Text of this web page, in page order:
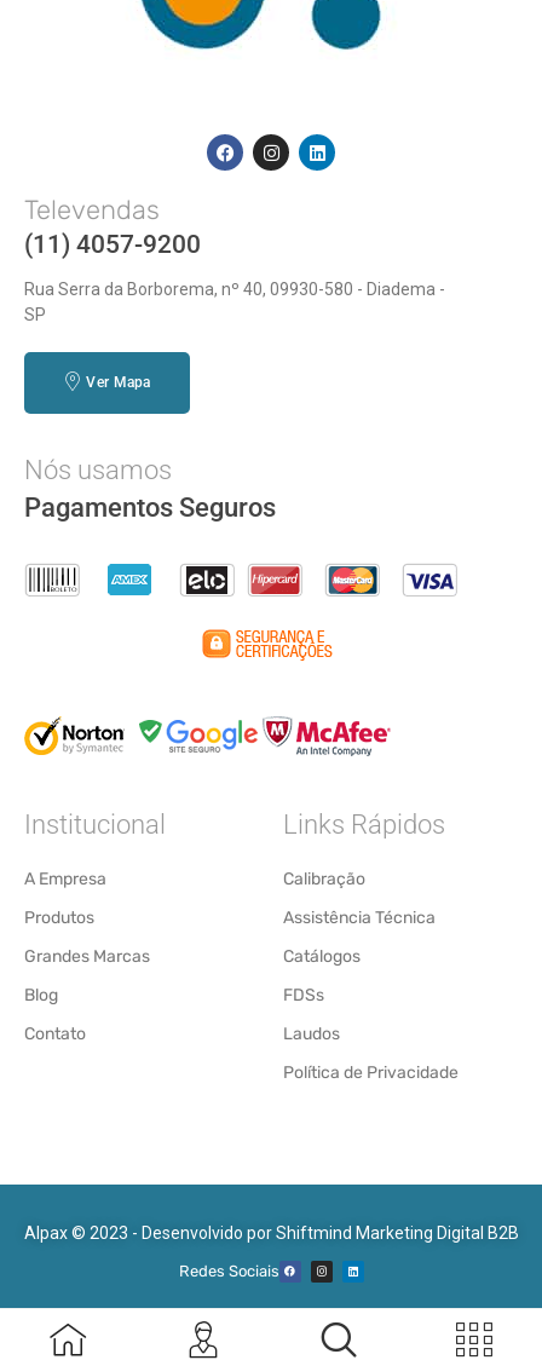
Televendas
(11) 4057-9200
Rua Serra da Borborema, nº 40, 09930-580 - Diadema -
SP
Ver Mapa
Nós usamos
Pagamentos Seguros
Institucional
A Empresa
Produtos
Grandes Marcas
Blog
Contato
Links Rápidos
Calibração
Assistência Técnica
Catálogos
FDSs
Laudos
Política de Privacidade
Alpax © 2023 - Desenvolvido porShiftmind Marketing Digital B2B
Redes Sociais